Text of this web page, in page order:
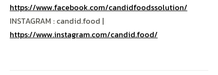
https://www.facebook.com/candidfoodssolution/
INSTAGRAM : candid.food |
https://www.instagram.com/candid.food/